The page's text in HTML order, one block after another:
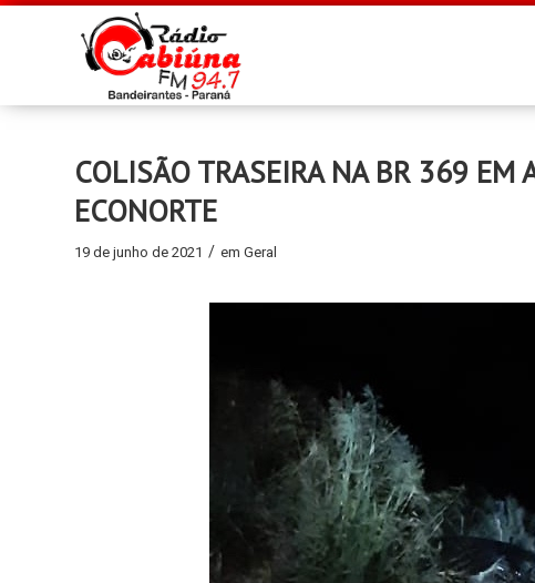
COLISÃO TRASEIRA NA BR 369 EM
ECONORTE
19 de junho de 2021 / em Geral